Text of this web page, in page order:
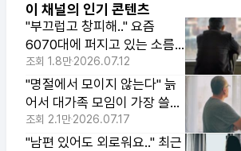
이 채널의 인기 콘텐츠
"부끄럽고 창피해.." 요즘
6070대에 퍼지고 있는 소름
끼치는 현상
조회 1.8만2026.07.12
"명절에서 모이지 않는다" 늙
어서 대가족 모임이 가장 쓸모
없어지는 진짜 이유
조회 2.1만2026.07.17
"남편 있어도 외로워요.." 최근